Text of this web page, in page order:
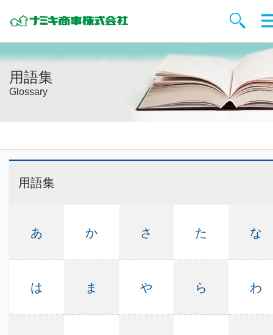
用語集
Glossary
用語集
あ か さ た な
は ま や ら わ